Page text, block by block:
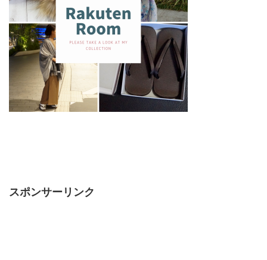
スポンサーリンク